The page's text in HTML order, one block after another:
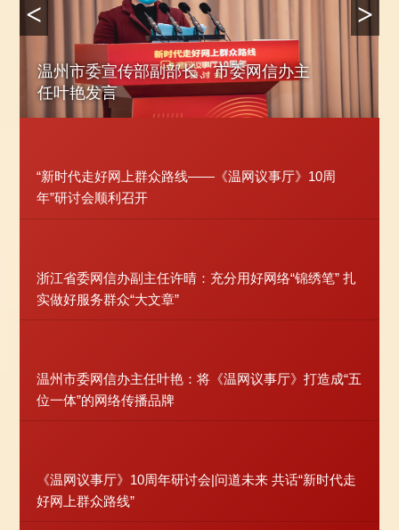
《温网议事厅》“党的二十大精神在基
层”网络访谈活动启动仪式
< >
“新时代走好网上群众路线——《温网议事厅》10周
年”研讨会顺利召开
浙江省委网信办副主任许晴：充分用好网络“锦绣笔” 扎
实做好服务群众“大文章”
温州市委网信办主任叶艳：将《温网议事厅》打造成“五
位一体”的网络传播品牌
《温网议事厅》10周年研讨会|问道未来 共话“新时代走
好网上群众路线”